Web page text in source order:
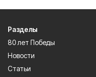
Разделы
80 лет Победы
Новости
Статьи